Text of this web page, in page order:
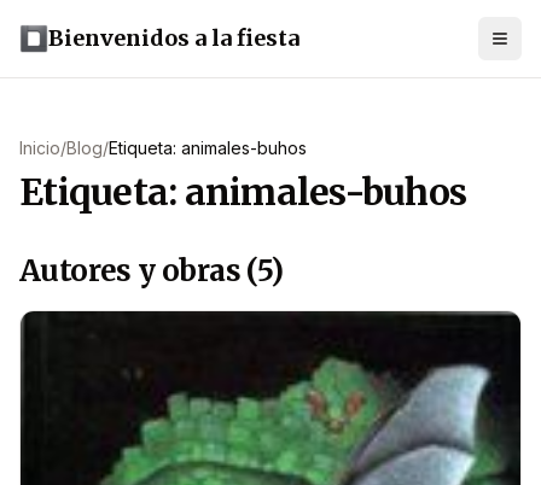
Bienvenidos a la fiesta
Inicio/Blog/Etiqueta: animales-buhos
Etiqueta: animales-buhos
Autores y obras (5)